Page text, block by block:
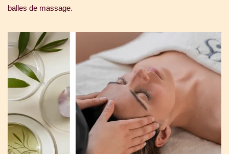
balles de massage.